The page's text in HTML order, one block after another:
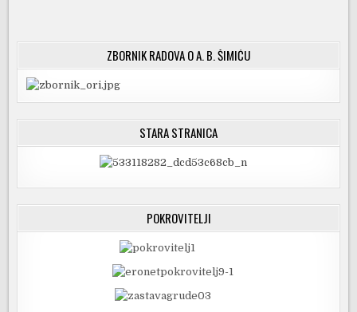
ZBORNIK RADOVA O A. B. ŠIMIĆU
STARA STRANICA
POKROVITELJI